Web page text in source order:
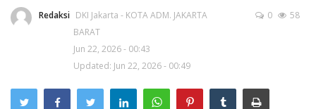
Warkop Digital
Pelanggaran
Ketertiban
Redaksi DKI Jakarta - KOTA ADM. JAKARTA
BARAT
Jun 22, 2026 - 00:43
Updated: Jun 22, 2026 - 00:49
0 58